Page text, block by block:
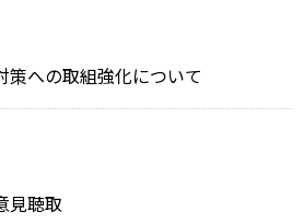
策への取組強化について
見聴取